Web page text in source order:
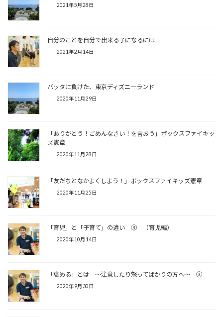
2021年5月28日
自分のことを自分で出来る子になるには…
2021年2月14日
バッタに負けた、東京ディズニーランド
2020年11月29日
「ありがとう！ごめんなさい！を言おう」ボックスファイキッ
ズ憲章
2020年11月28日
「友だちとなかよくしよう！」ボックスファイキッズ憲章
2020年11月25日
「育児」と「子育て」の違い ③ （育児編）
2020年10月14日
「褒める」とは ～注意したり怒ってばかりの方へ～ ③
2020年9月30日